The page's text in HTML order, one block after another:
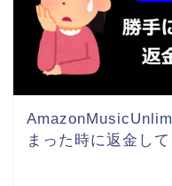
まった時に返金し